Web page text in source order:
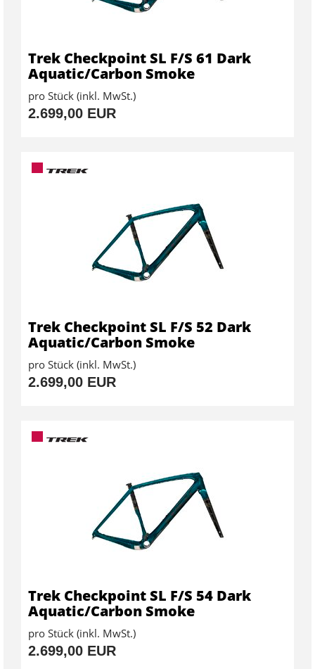
Trek Checkpoint SL F/S 61 Dark
Aquatic/Carbon Smoke
pro Stück (inkl. MwSt.)
2.699,00 EUR
Trek Checkpoint SL F/S 52 Dark
Aquatic/Carbon Smoke
pro Stück (inkl. MwSt.)
2.699,00 EUR
Trek Checkpoint SL F/S 54 Dark
Aquatic/Carbon Smoke
pro Stück (inkl. MwSt.)
2.699,00 EUR